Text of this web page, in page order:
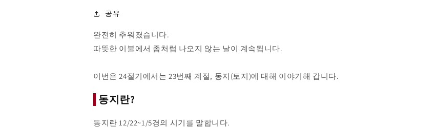
공유
완전히 추워졌습니다.
따뜻한 이불에서 좀처럼 나오지 않는 날이 계속됩니다.
이번은 24절기에서는 23번째 계절, 동지(토지)에 대해 이야기해 갑니다.
동지란?
동지란 12/22~1/5경의 시기를 말합니다.